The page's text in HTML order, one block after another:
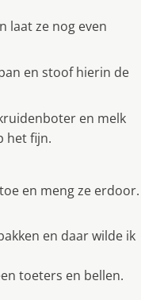
laat ze nog even
en stoof hierin de
en melk
het fijn.
en meng ze erdoor.
en daar wilde ik
toeters en bellen.